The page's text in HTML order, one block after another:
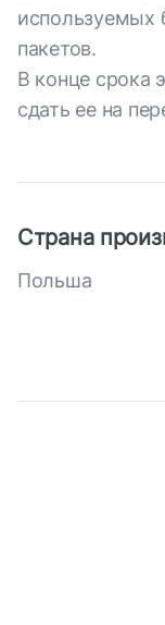
используемых
пакетов.
В конце срока
сдать ее на
Страна
Польша